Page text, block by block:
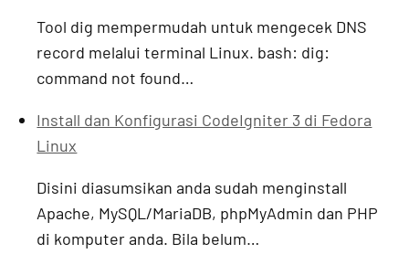
Tool dig mempermudah untuk mengecek DNS
record melalui terminal Linux. bash: dig:
command not found…
Install dan Konfigurasi CodeIgniter 3 di Fedora
Linux
Disini diasumsikan anda sudah menginstall
Apache, MySQL/MariaDB, phpMyAdmin dan PHP
di komputer anda. Bila belum…